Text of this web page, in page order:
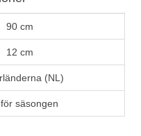
90 cm
12 cm
(NL)
säsongen